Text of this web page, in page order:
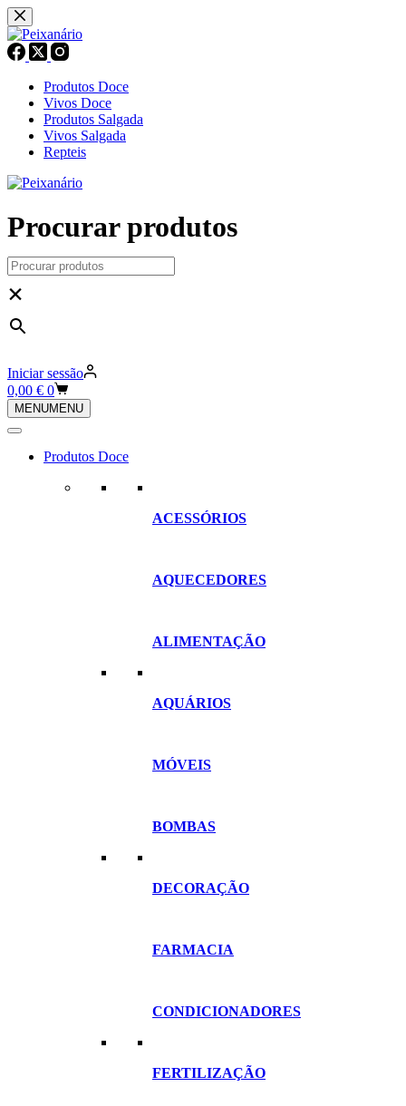
Pular
para
o
conteúdo
Produtos Doce
Vivos Doce
Produtos Salgada
Vivos Salgada
Repteis
Procurar produtos
×
Iniciar sessão
Carrinho
de
compras
0,00 € 0
MENUMENU
Produtos Doce
ACESSÓRIOS
AQUECEDORES
ALIMENTAÇÃO
AQUÁRIOS
MÓVEIS
BOMBAS
DECORAÇÃO
FARMACIA
CONDICIONADORES
FERTILIZAÇÃO